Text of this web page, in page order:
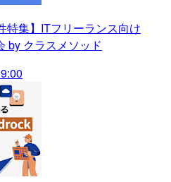
特集】ITフリーランス向け
by クラスメソッド